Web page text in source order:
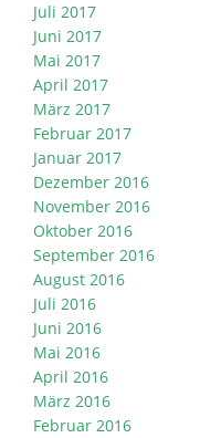
Juli 2017
Juni 2017
Mai 2017
April 2017
März 2017
Februar 2017
Januar 2017
Dezember 2016
November 2016
Oktober 2016
September 2016
August 2016
Juli 2016
Juni 2016
Mai 2016
April 2016
März 2016
Februar 2016